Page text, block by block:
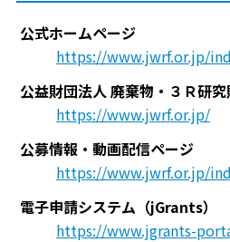
公式ホームページ
https://www.jwrf.or.jp/
公益財団法人 廃棄物・３Ｒ研
https://www.jwrf.or.jp/
公募情報・動画配信ページ
https://www.jwrf.or.jp/
電子申請システム（jGrants）
https://www.jgrants-